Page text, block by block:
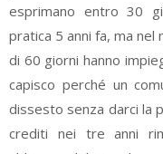
esprimano entro 30
pratica 5 anni fa, ma
di 60 giorni hanno
capisco perché un
dissesto senza darci la
crediti nei tre anni